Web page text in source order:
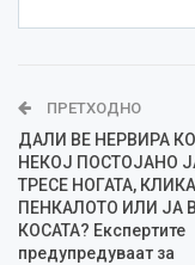
ПРЕТХОДНО
ДАЛИ ВЕ НЕРВИРА
НЕКОЈ ПОСТОЈАНО
ТРЕСЕ НОГАТА,
ПЕНКАЛОТО ИЛИ ЈА
КОСАТА? Експертите
предупредуваат за